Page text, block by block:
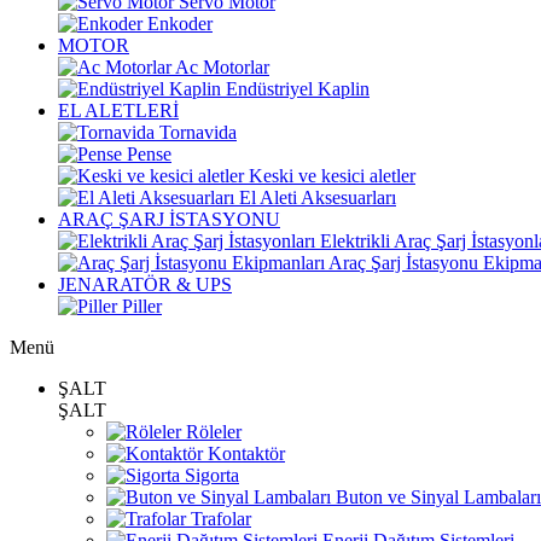
Enkoder
MOTOR
Ac Motorlar
Endüstriyel Kaplin
EL ALETLERİ
Tornavida
Pense
Keski ve kesici aletler
El Aleti Aksesuarları
ARAÇ ŞARJ İSTASYONU
Elektrikli Araç Şarj
Araç Şarj İstasyonu
JENARATÖR & UPS
Piller
Menü
ŞALT
ŞALT
Röleler
Kontaktör
Sigorta
Buton ve Sinyal Lambaları
Trafolar